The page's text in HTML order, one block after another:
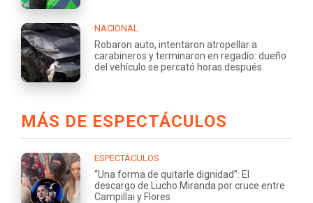
NACIONAL
Robaron auto, intentaron atropellar a
carabineros y terminaron en regadío: dueño
del vehículo se percató horas después
MÁS DE ESPECTÁCULOS
ESPECTÁCULOS
“Una forma de quitarle dignidad”: El
descargo de Lucho Miranda por cruce entre
Campillai y Flores